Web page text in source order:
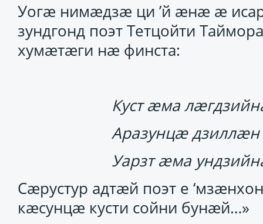
Уогӕ нимӕдзӕ ци ’й ӕнӕ ӕ
зундгонд поэт Тетцойти
хумӕтӕги нӕ финста:
Куст ӕма
Аразунцӕ дзиллӕн
Уарзт ӕма
Сӕрустур адтӕй поэт е
кӕсунцӕ кусти сойни бунӕй…»